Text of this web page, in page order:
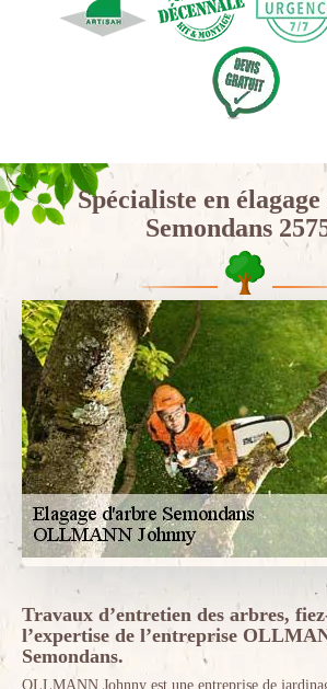
Spécialiste en
Semondans
Travaux d’entretien des arbres,
l’expertise de l’entreprise
Semondans.
OLLMANN Johnny est une entreprise de